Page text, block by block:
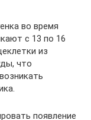
во время
с 13 по 16
из
что
появление